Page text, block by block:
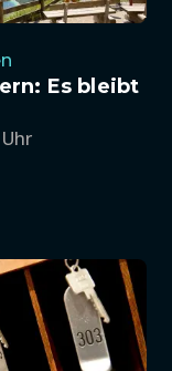
Es bleibt